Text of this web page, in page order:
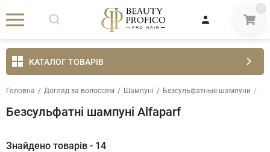
0
КАТАЛОГ ТОВАРІВ
Головна / Догляд за волоссям / Шампуні / Безсульфатные шампуни /
Безсульфатні шампуні Alfaparf
Знайдено товарів - 14